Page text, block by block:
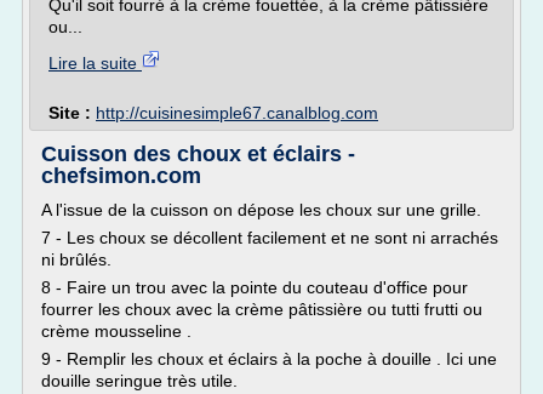
Qu'il soit fourré à la crème fouettée, à la crème pâtissière
ou...
Lire la suite
Site : http://cuisinesimple67.canalblog.com
Cuisson des choux et éclairs -
chefsimon.com
A l'issue de la cuisson on dépose les choux sur une grille.
7 - Les choux se décollent facilement et ne sont ni arrachés
ni brûlés.
8 - Faire un trou avec la pointe du couteau d'office pour
fourrer les choux avec la crème pâtissière ou tutti frutti ou
crème mousseline .
9 - Remplir les choux et éclairs à la poche à douille . Ici une
douille seringue très utile.